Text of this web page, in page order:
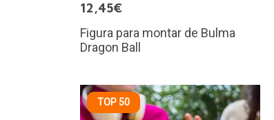
12,45€
Figura para montar de Bulma
Dragon Ball
TOP 50